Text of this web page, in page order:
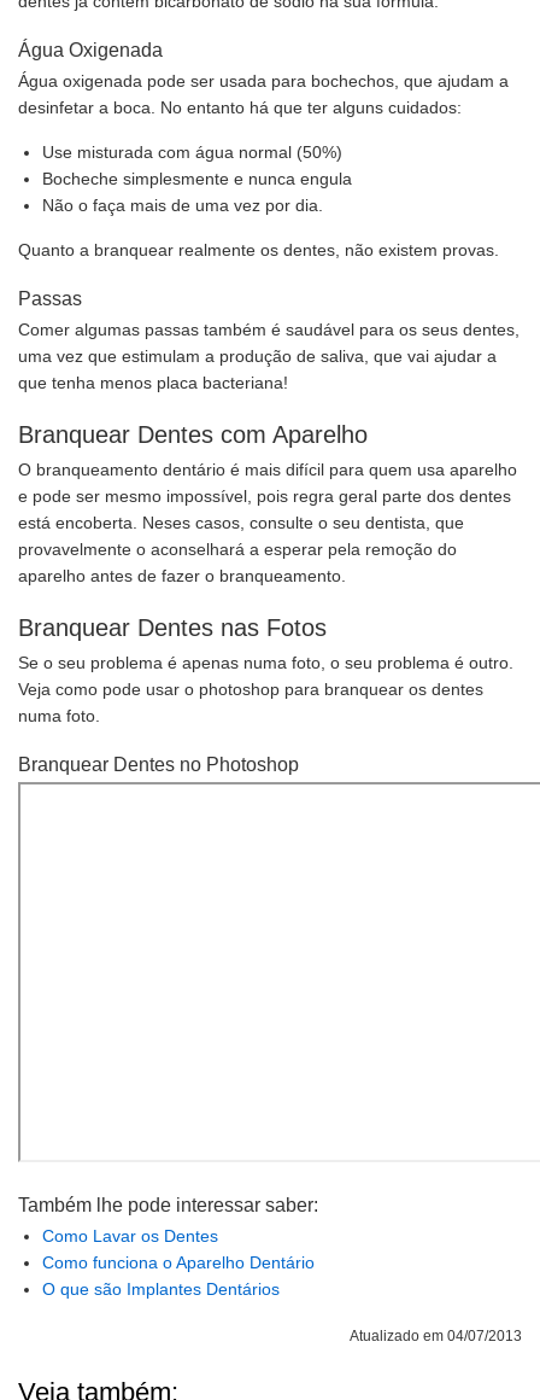
Água Oxigenada
Água oxigenada pode ser usada para bochechos, que ajudam a
desinfetar a boca. No entanto há que ter alguns cuidados:
Use misturada com água normal (50%)
Bocheche simplesmente e nunca engula
Não o faça mais de uma vez por dia.
Quanto a branquear realmente os dentes, não existem provas.
Passas
Comer algumas passas também é saudável para os seus dentes,
uma vez que estimulam a produção de saliva, que vai ajudar a
que tenha menos placa bacteriana!
Branquear Dentes com Aparelho
O branqueamento dentário é mais difícil para quem usa aparelho
e pode ser mesmo impossível, pois regra geral parte dos dentes
está encoberta. Neses casos, consulte o seu dentista, que
provavelmente o aconselhará a esperar pela remoção do
aparelho antes de fazer o branqueamento.
Branquear Dentes nas Fotos
Se o seu problema é apenas numa foto, o seu problema é outro.
Veja como pode usar o photoshop para branquear os dentes
numa foto.
Branquear Dentes no Photoshop
Também lhe pode interessar saber:
Como Lavar os Dentes
Como funciona o Aparelho Dentário
O que são Implantes Dentários
Atualizado em 04/07/2013
Veja também: